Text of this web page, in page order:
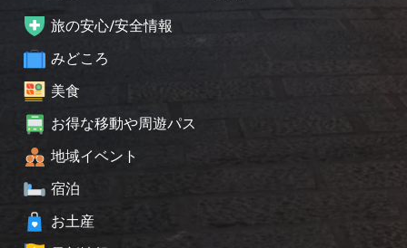
旅の安心/安全情報
みどころ
美食
お得な移動や周遊パス
地域イベント
宿泊
お土産